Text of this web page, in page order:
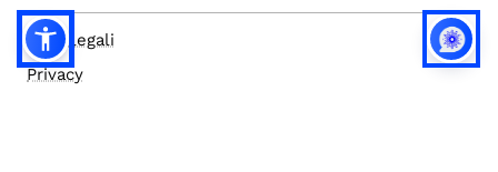
Note legali
Privacy